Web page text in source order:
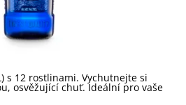
s 12 rostlinami. Vychutnejte si
osvěžující chuť. Ideální pro vaše